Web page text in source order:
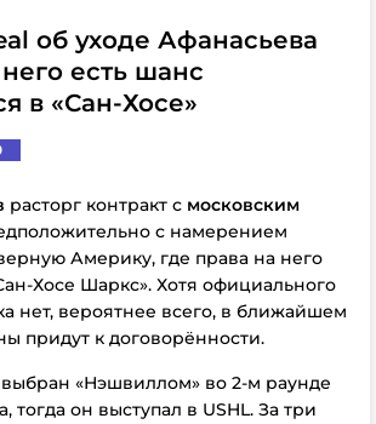
об уходе Афанасьева
есть шанс
в «Сан-Хосе»
расторг контракт с московским
с намерением
Америку, где права на него
Хосе Шаркс». Хотя официального
нет, вероятнее всего, в ближайшем
придут к договорённости.
«Нэшвиллом» во 2-м раунде
тогда он выступал в USHL. За три